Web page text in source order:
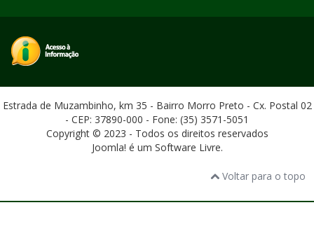
Estrada de Muzambinho, km 35 - Bairro Morro Preto - Cx. Postal 02
- CEP: 37890-000 - Fone: (35) 3571-5051
Copyright © 2023 - Todos os direitos reservados
Joomla! é um Software Livre.
Voltar para o topo